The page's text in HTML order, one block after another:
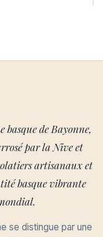
de Bayonne,
par la Nive et
artisanaux et
basque vibrante
se distingue par une